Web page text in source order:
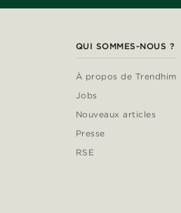
QUI SOMMES-NOUS ?
À propos de Trendhim
Jobs
Nouveaux articles
Presse
RSE